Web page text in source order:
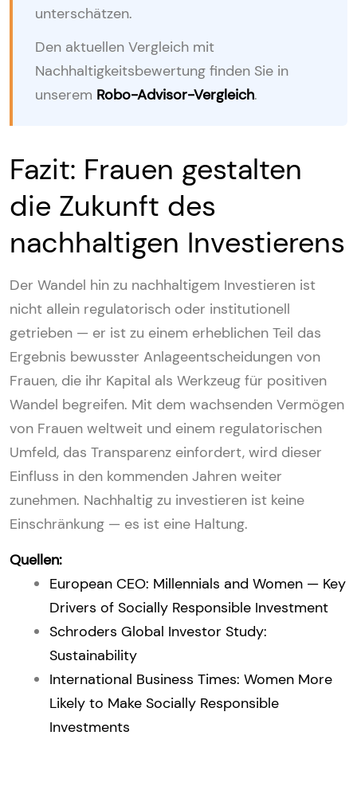
unterschätzen.
Den aktuellen Vergleich mit
Nachhaltigkeitsbewertung finden Sie in
unserem Robo-Advisor-Vergleich.
Fazit: Frauen gestalten
die Zukunft des
nachhaltigen Investierens
Der Wandel hin zu nachhaltigem Investieren ist
nicht allein regulatorisch oder institutionell
getrieben — er ist zu einem erheblichen Teil das
Ergebnis bewusster Anlageentscheidungen von
Frauen, die ihr Kapital als Werkzeug für positiven
Wandel begreifen. Mit dem wachsenden Vermögen
von Frauen weltweit und einem regulatorischen
Umfeld, das Transparenz einfordert, wird dieser
Einfluss in den kommenden Jahren weiter
zunehmen. Nachhaltig zu investieren ist keine
Einschränkung — es ist eine Haltung.
Quellen:
European CEO: Millennials and Women — Key
Drivers of Socially Responsible Investment
Schroders Global Investor Study:
Sustainability
International Business Times: Women More
Likely to Make Socially Responsible
Investments